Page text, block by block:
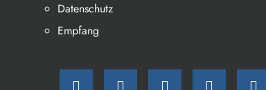
Datenschutz
Empfang